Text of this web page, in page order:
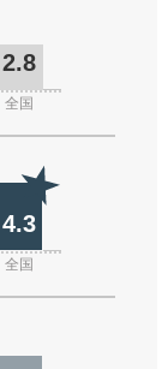
2.8
全国
4.3
全国